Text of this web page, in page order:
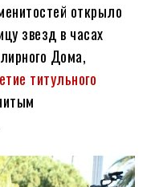
открыло
звезд в часах
Дома,
титульного